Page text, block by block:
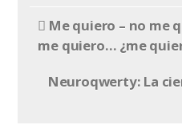
Me quiero – no me
me quiero… ¿me
Neuroqwerty: La